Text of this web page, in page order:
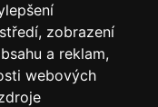
zobrazení
a reklam,
webových